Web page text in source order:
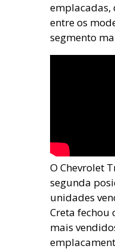
emplacadas,
entre os
segmento
O Chevrolet
segunda
unidades
Creta fechou
mais